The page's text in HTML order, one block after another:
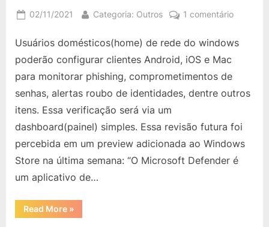
o
11?”
Posted
02/11/2021 By
Categoria: Outros 1 comentárioem
Defender
Grande
Usuários domésticos(home) de rede do windows
poderão configurar clientes Android, iOS e Mac
para monitorar phishing, comprometimentos de
senhas, alertas roubo de identidades, dentre outros
itens. Essa verificação será via um
dashboard(painel) simples. Essa revisão futura foi
percebida em um preview adicionada ao Windows
Store na última semana: “O Microsoft Defender é
um aplicativo de…
Read More“Windows
Defender
»